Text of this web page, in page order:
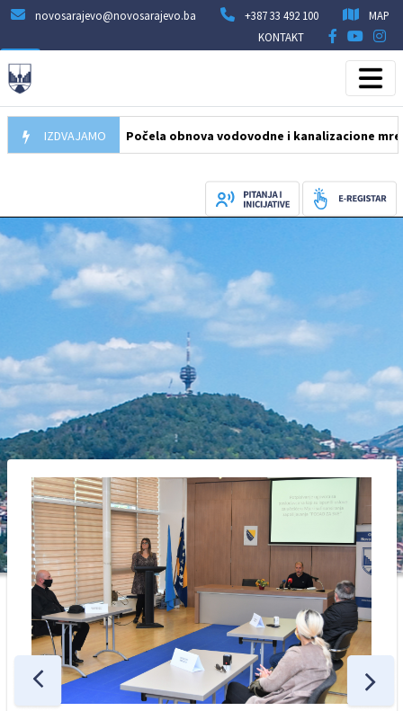
novosarajevo@novosarajevo.ba +387 33 492 100
MAP
KONTAKT
IZDVAJAMO
05.08.2026 Počela obnova vodovodne i kanalizacione mreže u